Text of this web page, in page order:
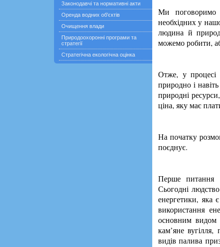
Законодавчі та нормативні акти
Оренда водних об'єктів
Очищення влади
Природоохоронні програми та
стратегії
Стратегічна екологічна оцінка
Ми поговоримо
необхідних у
людина й
можемо робити,
Отже, у процесі
природно і
природні
ціна, яку має
На початку
поєднує.
Перше питання
Сьогодні
енергетики, яка
використання
основним видом
кам’яне
видів палива